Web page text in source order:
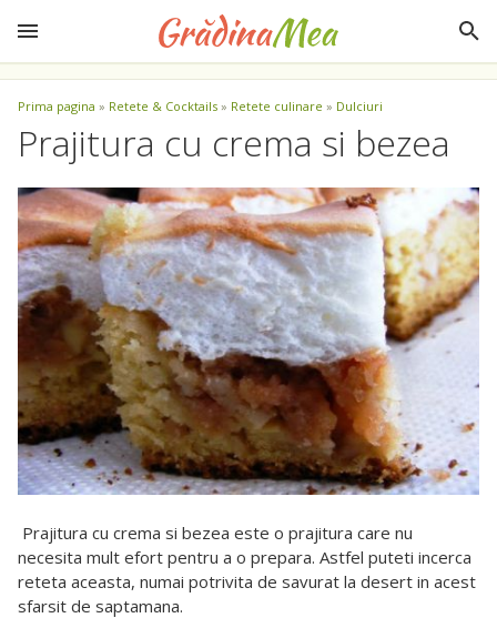
Prima pagina » Retete & Cocktails » Retete culinare » Dulciuri
Prajitura cu crema si bezea
Prajitura cu crema si bezea este o prajitura care nu
necesita mult efort pentru a o prepara. Astfel puteti incerca
reteta aceasta, numai potrivita de savurat la desert in acest
sfarsit de saptamana.